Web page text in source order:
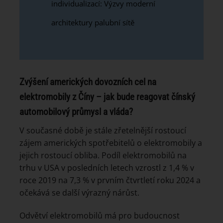
individualizací: Výzvy moderní
architektury palubní sítě
Zvýšení amerických dovozních cel na
elektromobily z Číny – jak bude reagovat čínský
automobilový průmysl a vláda?
V současné době je stále zřetelnější rostoucí
zájem amerických spotřebitelů o elektromobily a
jejich rostoucí obliba. Podíl elektromobilů na
trhu v USA v posledních letech vzrostl z 1,4 % v
roce 2019 na 7,3 % v prvním čtvrtletí roku 2024 a
očekává se další výrazný nárůst.
Odvětví elektromobilů má pro budoucnost